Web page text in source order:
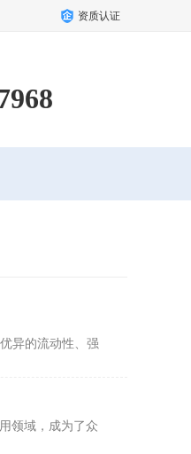
资质认证
异的流动性、强
领域，成为了众